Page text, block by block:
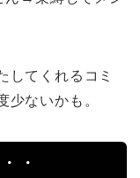
してくれるコミ
少ないかも。
・